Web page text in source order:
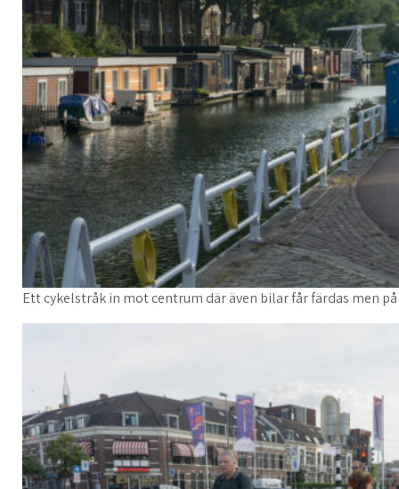
Ett cykelstråk in mot centrum där även bilar får färdas men